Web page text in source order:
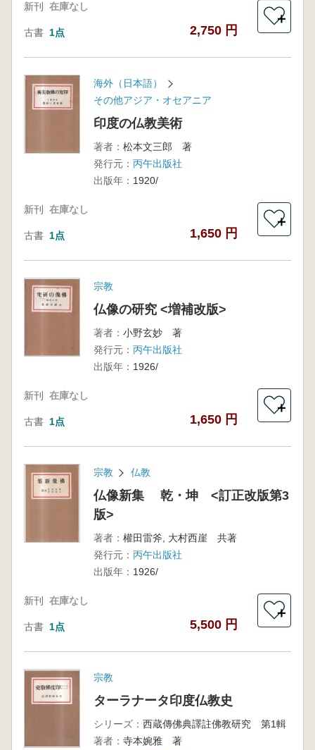
新刊 在庫なし
古書 1点 2,750 円
＋
海外（日本語）
その他アジア・オセアニア
印度の仏教美術
著者： 松本文三郎 著
発行元： 丙午出版社
出版年： 1920/
新刊 在庫なし
古書 1点 1,650 円
＋
宗教
仏像の研究 <増補改版>
著者： 小野玄妙 著
発行元： 丙午出版社
出版年： 1926/
新刊 在庫なし
古書 1点 1,650 円
＋
宗教 仏教
仏像新集 乾・坤 <訂正改版第3
版>
著者： 權田雷斧, 大村西崖 共著
発行元： 丙午出版社
出版年： 1926/
新刊 在庫なし
古書 1点 5,500 円
＋
宗教
ターラナータ印度仏教史
シリーズ： 西蔵傳佛典譯註佛教研究 第1輯
著者： 寺本婉雅 著